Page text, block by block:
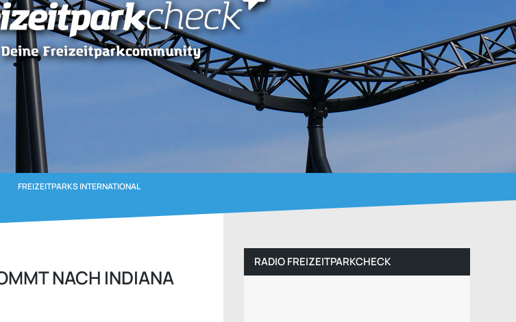
FREIZEITPARKS INTERNATIONAL
NACH INDIANA
RADIO FREIZEITPARKCHECK